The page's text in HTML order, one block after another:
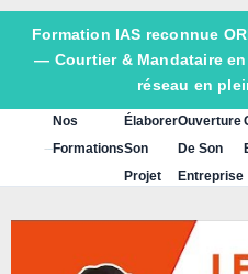
Formation IAS reconnue
— Courtier & Mandataire
réseau en
Nos
Formations
Élaborer
Son
Projet
Ouverture
De Son
Entreprise